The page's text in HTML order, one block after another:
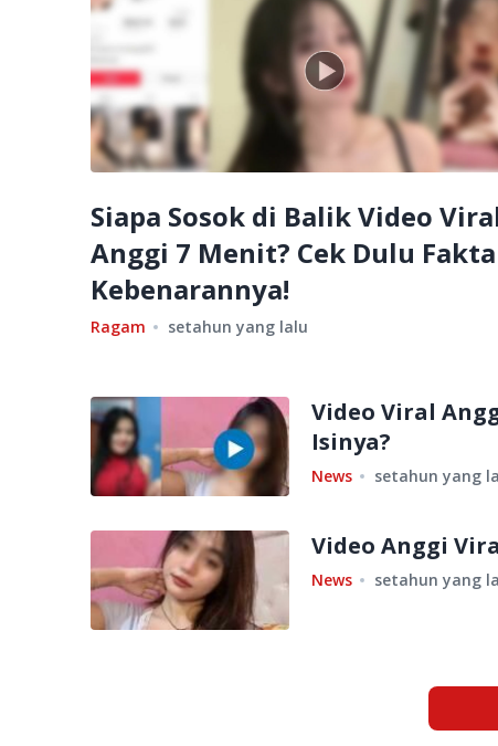
Siapa Sosok di Balik Video
Anggi 7 Menit? Cek Dulu
Kebenarannya!
Ragam setahun yang lalu
Video Viral
Isinya?
News setahun yang
Video Anggi
News setahun yang